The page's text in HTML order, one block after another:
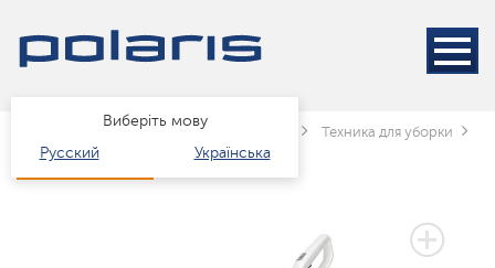
Виберіть мову
Русский
Українська
Каталог Техніка для дому Техника для уборки
2 РОКИ ГАРАНТІЇ